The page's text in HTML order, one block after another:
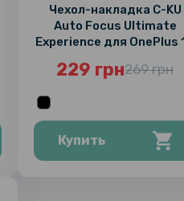
Чехол-накладка C-KU
Auto Focus Ultimate
Experience для OnePlus
229 грн269 грн
Купить